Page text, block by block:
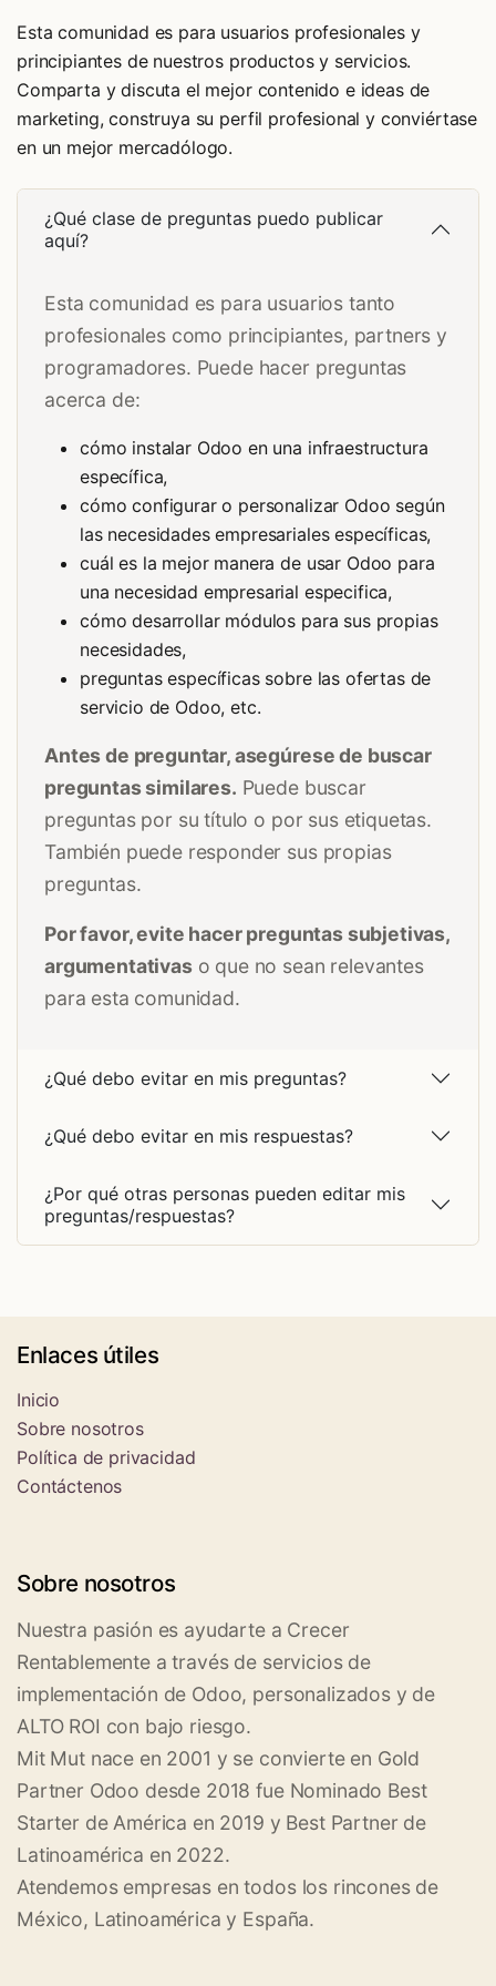
Esta comunidad es para usuarios profesionales y
principiantes de nuestros productos y servicios.
Comparta y discuta el mejor contenido e ideas de
marketing, construya su perfil profesional y conviértase
en un mejor mercadólogo.
¿Qué clase de preguntas puedo publicar
aquí?
Esta comunidad es para usuarios tanto
profesionales como principiantes, partners y
programadores. Puede hacer preguntas
acerca de:
cómo instalar Odoo en una infraestructura
específica,
cómo configurar o personalizar Odoo según
las necesidades empresariales específicas,
cuál es la mejor manera de usar Odoo para
una necesidad empresarial especifica,
cómo desarrollar módulos para sus propias
necesidades,
preguntas específicas sobre las ofertas de
servicio de Odoo, etc.
Antes de preguntar, asegúrese de buscar
preguntas similares. Puede buscar
preguntas por su título o por sus etiquetas.
También puede responder sus propias
preguntas.
Por favor, evite hacer preguntas subjetivas,
argumentativas o que no sean relevantes
para esta comunidad.
¿Qué debo evitar en mis preguntas?
¿Qué debo evitar en mis respuestas?
¿Por qué otras personas pueden editar mis
preguntas/respuestas?
Enlaces útiles
Inicio
Sobre nosotros
Política de privacidad
Contáctenos
Sobre nosotros
Nuestra pasión es ayudarte a Crecer
Rentablemente a través de servicios de
implementación de Odoo, personalizados y de
ALTO ROI con bajo riesgo.
Mit Mut nace en 2001 y se convierte en Gold
Partner Odoo desde 2018 fue Nominado Best
Starter de América en 2019 y Best Partner de
Latinoamérica en 2022.
Atendemos empresas en todos los rincones de
México, Latinoamérica y España.